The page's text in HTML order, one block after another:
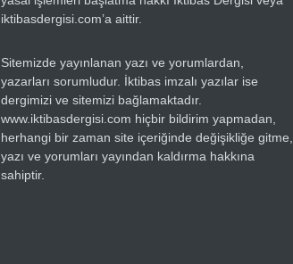
iktibasdergisi.com’a aittir.
Sitemizde yayınlanan yazı ve yorumlardan,
yazarları sorumludur. İktibas imzalı yazılar ise
dergimizi ve sitemizi bağlamaktadır.
www.iktibasdergisi.com hiçbir bildirim yapmadan,
herhangi bir zaman site içeriğinde değişikliğe gitme,
yazı ve yorumları yayından kaldırma hakkına
sahiptir.